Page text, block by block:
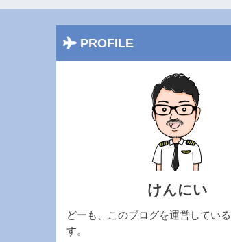
PROFILE
けんにい
どーも、このブログを運営している
す。